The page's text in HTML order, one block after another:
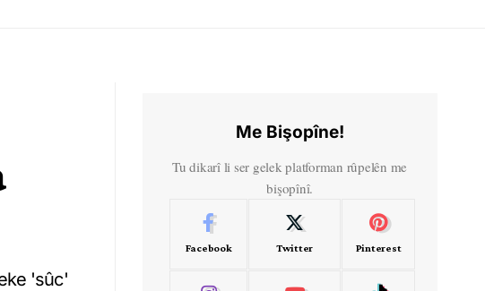
'sûc'
Me Bişopîne!
Tu dikarî li ser gelek platforman rûpelên me
bişopînî.
Facebook Twitter Pinterest